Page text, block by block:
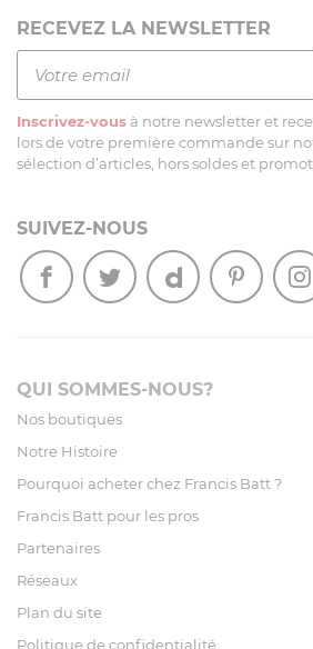
RECEVEZ LA NEWSLETTER
Inscrivez-vous à notre newsletter et
lors de votre première commande sur
sélection d’articles, hors soldes et
SUIVEZ-NOUS
QUI SOMMES-NOUS?
Nos boutiques
Notre Histoire
Pourquoi acheter chez Francis Batt ?
Francis Batt pour les pros
Partenaires
Réseaux
Plan du site
Politique de confidentialité